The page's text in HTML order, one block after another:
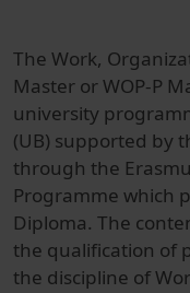
The Work,
Master or WOP-P
university
(UB) supported by
through the
Programme which
Diploma. The
the qualification of
the discipline of